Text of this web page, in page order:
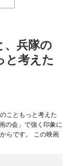
、兵隊の
と考えた
こともっと考えた
の会」で強く印象に
らです。 この映画